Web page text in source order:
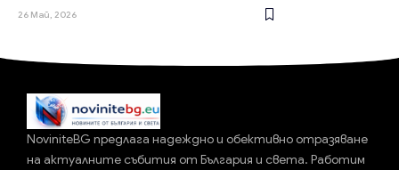
26 Май, 2026
NoviniteBG предлага надеждно и обективно отразяване
на актуалните събития от България и света. Работим